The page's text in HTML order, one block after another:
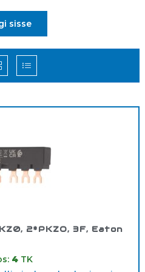
sisse
2*PKZO, 3F, Eaton
4 TK